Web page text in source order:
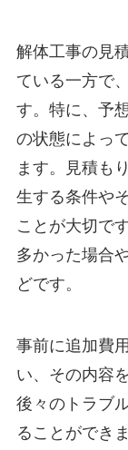
解体工事の見
ている一方で
す。特に、予
の状態によっ
ます。見積も
生する条件や
ことが大切で
多かった場合
どです。
事前に追加費
い、その内容
後々のトラブ
ることができま